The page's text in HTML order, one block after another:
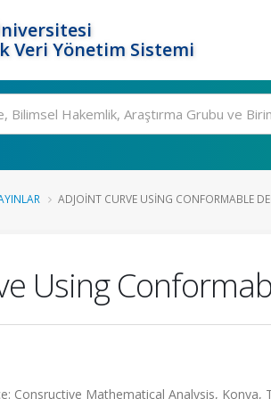
Veri Yönetim Sistemi
ADJOINT CURVE USING CONFORMABLE
Using
Consructive Mathematical Analysis, Konya,